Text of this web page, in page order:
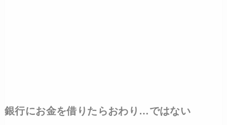
銀行にお金を借りたらおわり…ではない